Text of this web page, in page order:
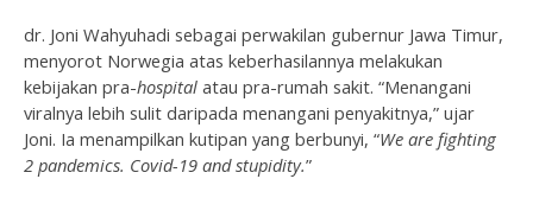
dr. Joni Wahyuhadi sebagai perwakilan gubernur Jawa Timur,
menyorot Norwegia atas keberhasilannya melakukan
kebijakan pra-hospital atau pra-rumah sakit. “Menangani
viralnya lebih sulit daripada menangani penyakitnya,” ujar
Joni. Ia menampilkan kutipan yang berbunyi, “We are fighting
2 pandemics. Covid-19 and stupidity.”